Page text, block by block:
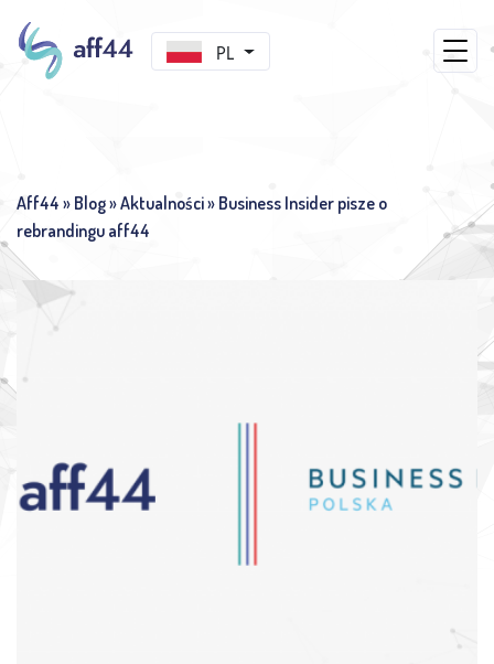
PL
Aff44 » Blog»Aktualności» Business Insider pisze o
rebrandingu aff44